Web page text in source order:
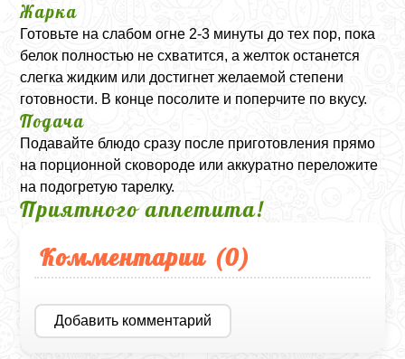
Жарка
Готовьте на слабом огне 2-3 минуты до тех пор, пока
белок полностью не схватится, а желток останется
слегка жидким или достигнет желаемой степени
готовности. В конце посолите и поперчите по вкусу.
Подача
Подавайте блюдо сразу после приготовления прямо
на порционной сковороде или аккуратно переложите
на подогретую тарелку.
Приятного аппетита!
Комментарии (0)
Добавить комментарий